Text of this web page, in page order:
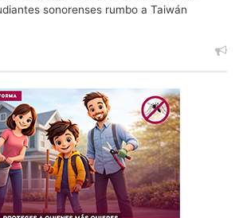
sonorenses rumbo a Taiwán